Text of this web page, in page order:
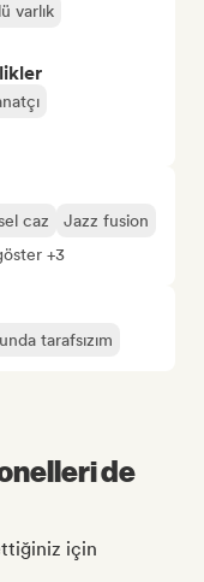
varlık
caz
Jazz fusion
+3
tarafsızım
de
için